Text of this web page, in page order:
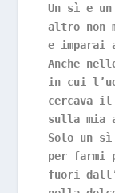
Un sì e un
altro non
e imparai
Anche
in cui
cercava il
sulla mia
Solo un sì
per farmi
fuori